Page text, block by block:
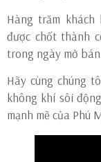
Hàng trăm
được chốt thành
trong ngày mở
Hãy cùng chúng
không khí sôi
mạnh mẽ của Phú